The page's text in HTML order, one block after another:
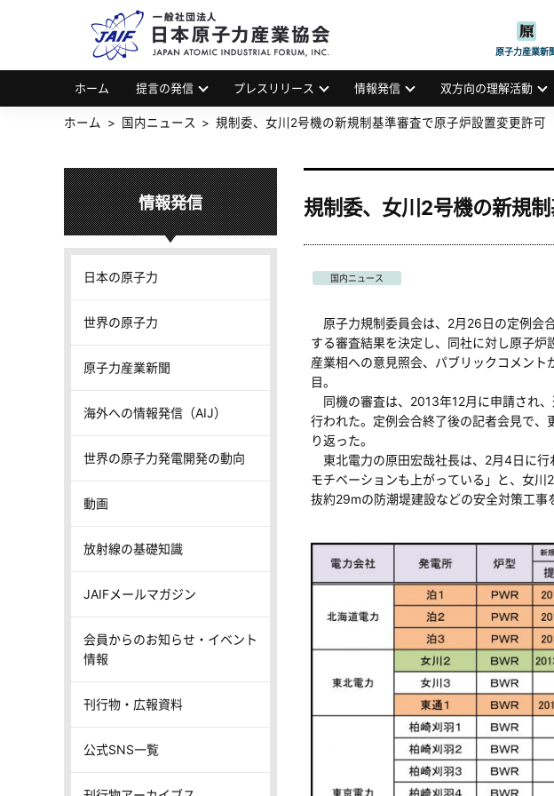
JAPAN ATOMIC INDUSTRIAL
原子力産業新
ホーム 提言の発信 プレスリリース 情報発信 双方向の理解活動
ホーム 国内ニュース 規制委、女川2号機の新規制基準審査で原子炉設置変更許可
規制委、女川2号機の新規
国内ニュース
原子力規制委員会は、2月26日の定例会
する審査結果を決定し、同社に対し原子
産業相への意見照会、パブリックコメン
目。
同機の審査は、2013年12月に申請され
行われた。定例会合終了後の記者会見で
り返った。
東北電力の原田宏哉社長は、2月4日に行
モチベーションも上がっている」と、女
抜約29mの防潮堤建設などの安全対策工事
情報発信
日本の原子力
世界の原子力
原子力産業新聞
海外への情報発信（AIJ）
世界の原子力発電開発の動向
動画
放射線の基礎知識
JAIFメールマガジン
会員からのお知らせ・イベント
情報
刊行物・広報資料
公式SNS一覧